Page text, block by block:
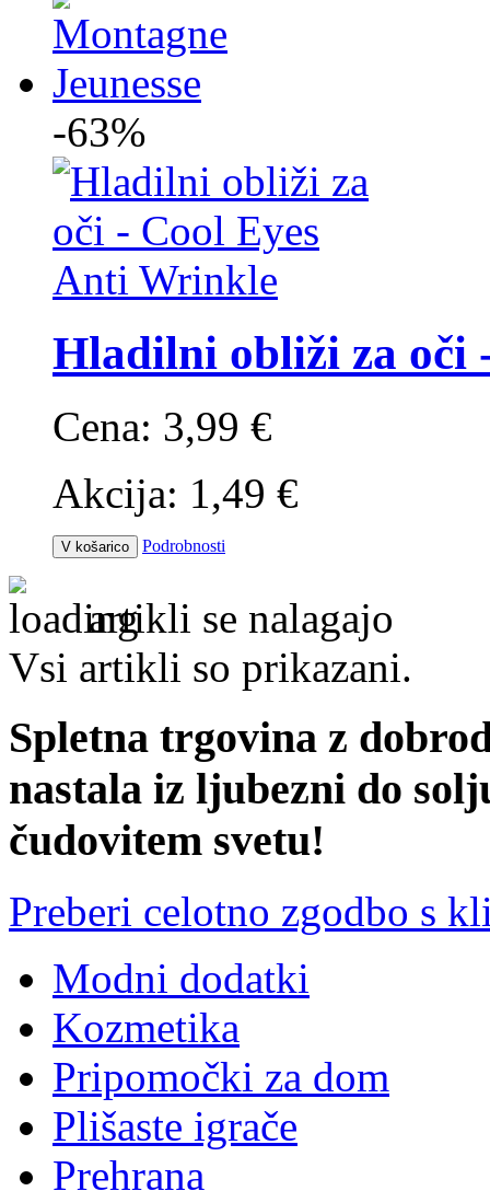
-63%
Hladilni obliži za oči
Cena: 3,99 €
Akcija: 1,49 €
V košarico Podrobnosti
artikli se nalagajo
Vsi artikli so prikazani.
Spletna trgovina z
nastala iz ljubezni do
čudovitem svetu!
Preberi celotno zgodbo s
Modni dodatki
Kozmetika
Pripomočki za dom
Plišaste igrače
Prehrana